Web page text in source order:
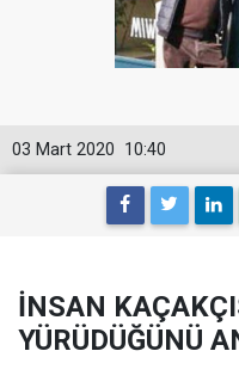
10:40
03 Mart 2020
İNSAN
YÜRÜDÜĞÜNÜ